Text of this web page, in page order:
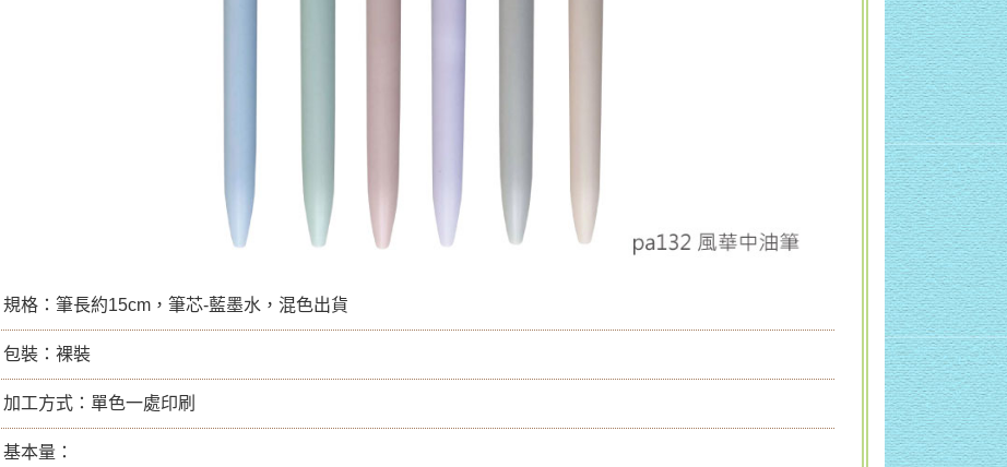
規格：筆長約15cm，筆芯-藍墨水，混色出貨
包裝：裸裝
加工方式：單色一處印刷
基本量：